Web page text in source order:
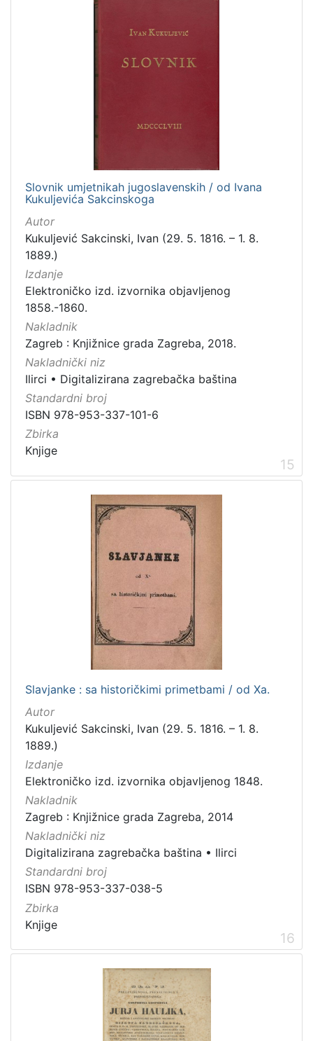
Slovnik umjetnikah jugoslavenskih / od Ivana
Kukuljevića Sakcinskoga
Autor
Kukuljević Sakcinski, Ivan (29. 5. 1816. – 1. 8.
1889.)
Izdanje
Elektroničko izd. izvornika objavljenog
1858.-1860.
Nakladnik
Zagreb : Knjižnice grada Zagreba, 2018.
Nakladnički niz
Ilirci • Digitalizirana zagrebačka baština
Standardni broj
ISBN 978-953-337-101-6
Zbirka
Knjige
15
Slavjanke : sa historičkimi primetbami / od Xa.
Autor
Kukuljević Sakcinski, Ivan (29. 5. 1816. – 1. 8.
1889.)
Izdanje
Elektroničko izd. izvornika objavljenog 1848.
Nakladnik
Zagreb : Knjižnice grada Zagreba, 2014
Nakladnički niz
Digitalizirana zagrebačka baština • Ilirci
Standardni broj
ISBN 978-953-337-038-5
Zbirka
Knjige
16